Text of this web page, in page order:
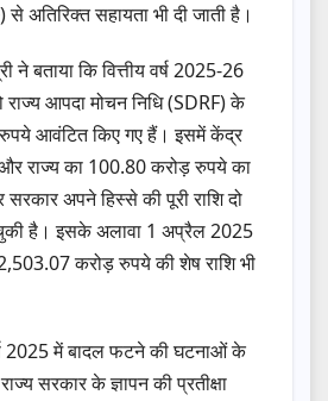
अतिरिक्त सहायता भी दी जाती है।
ने बताया कि वित्तीय वर्ष 2025-26
आपदा मोचन निधि (SDRF) के
आवंटित किए गए हैं। इसमें केंद्र
राज्य का 100.80 करोड़ रुपये का
अपने हिस्से की पूरी राशि दो
है। इसके अलावा 1 अप्रैल 2025
करोड़ रुपये की शेष राशि भी
2025 में बादल फटने की घटनाओं के
सरकार के ज्ञापन की प्रतीक्षा